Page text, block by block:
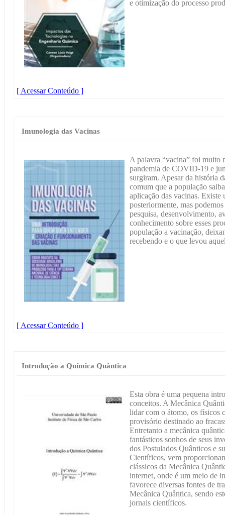
e otimização do processo
[ Acessar Conteúdo ]
Imunologia das Vacinas
A palavra “vacina” foi muito
pandemia de COVID-19 e
surgiram. Apesar da história
comum que a população
aplicação das vacinas. Existe
posteriormente, mas
pesquisa, desenvolvimento,
conhecimento sobre esses
população a vacinação,
recebendo e o que levou
[ Acessar Conteúdo ]
Introdução a Química Quântica
Esta obra é uma pequena
conceitos. A Mecânica
lidar com o átomo, os físicos
provisório destinado ao
Entretanto a mecânica
fantásticos sonhos de seus
dos Postulados Quânticos e
Científicos, vem
clássicos da Mecânica
internet, onde é um meio de
favorece diversas fontes de
Mecânica Quântica, sendo
jornais científicos.